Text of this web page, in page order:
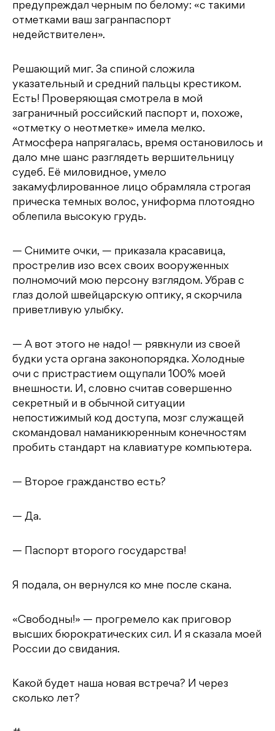
предупреждал черным по белому: «с такими
отметками ваш загранпаспорт
недействителен».
Решающий миг. За спиной сложила
указательный и средний пальцы крестиком.
Есть! Проверяющая смотрела в мой
заграничный российский паспорт и, похоже,
«отметку о неотметке» имела мелко.
Атмосфера напрягалась, время остановилось и
дало мне шанс разглядеть вершительницу
судеб. Её миловидное, умело
закамуфлированное лицо обрамляла строгая
прическа темных волос, униформа плотоядно
облепила высокую грудь.
— Снимите очки, — приказала красавица,
прострелив изо всех своих вооруженных
полномочий мою персону взглядом. Убрав с
глаз долой швейцарскую оптику, я скорчила
приветливую улыбку.
— А вот этого не надо! — рявкнули из своей
будки уста органа законопорядка. Холодные
очи с пристрастием ощупали 100% моей
внешности. И, словно считав совершенно
секретный и в обычной ситуации
непостижимый код доступа, мозг служащей
скомандовал наманикюренным конечностям
пробить стандарт на клавиатуре компьютера.
— Второе гражданство есть?
— Да.
— Паспорт второго государства!
Я подала, он вернулся ко мне после скана.
«Свободны!» — прогремело как приговор
высших бюрократических сил. И я сказала моей
России до свидания.
Какой будет наша новая встреча? И через
сколько лет?